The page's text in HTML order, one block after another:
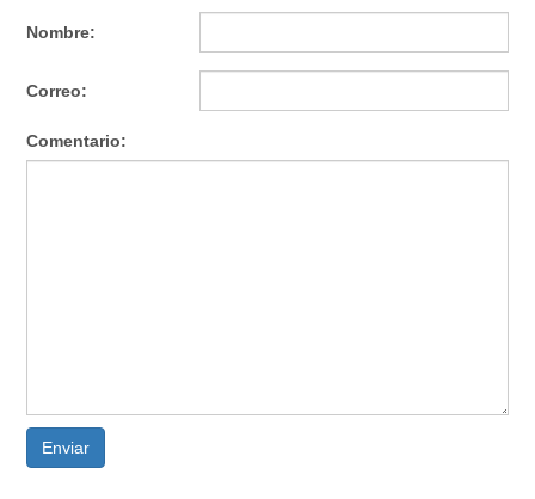
Nombre:
Correo:
Comentario:
Enviar